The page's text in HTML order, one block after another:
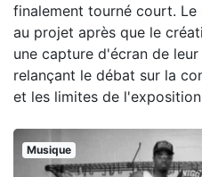
finalement tourné court.
au projet après que le
une capture d'écran de
relançant le débat sur la
et les limites de
Musique